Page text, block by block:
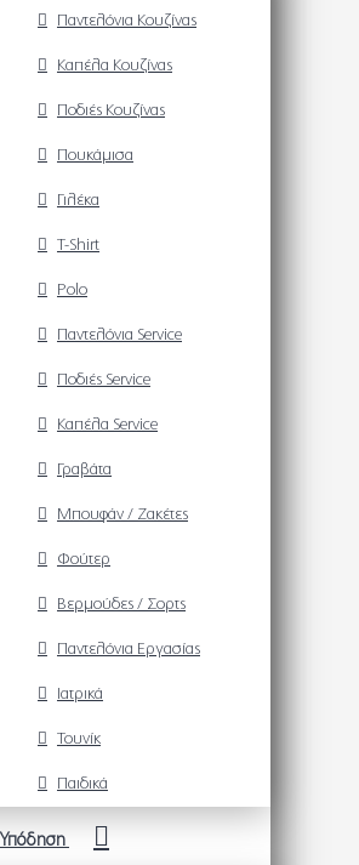
Παντελόνια Κουζίνας
Καπέλα Κουζίνας
Ποδιές Κουζίνας
Πουκάμισα
Γιλέκα
T-Shirt
Polo
Παντελόνια Service
Ποδιές Service
Καπέλα Service
Γραβάτα
Μπουφάν / Ζακέτες
Φούτερ
Βερμούδες / Σορτς
Παντελόνια Εργασίας
Ιατρικά
Τουνίκ
Παιδικά
Υπόδηση